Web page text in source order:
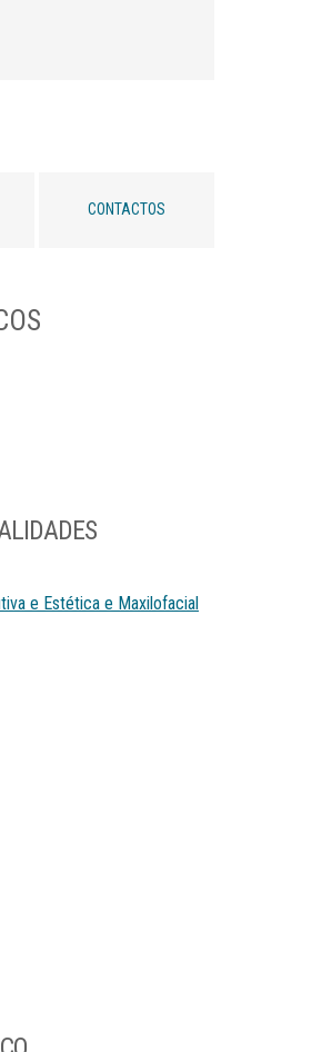
CONTACTOS
e Estética e Maxilofacial